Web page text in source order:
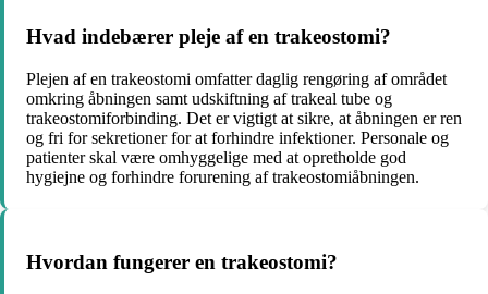
Hvad indebærer pleje af en trakeostomi?
Plejen af en trakeostomi omfatter daglig rengøring af området
omkring åbningen samt udskiftning af trakeal tube og
trakeostomiforbinding. Det er vigtigt at sikre, at åbningen er ren
og fri for sekretioner for at forhindre infektioner. Personale og
patienter skal være omhyggelige med at opretholde god
hygiejne og forhindre forurening af trakeostomiåbningen.
Hvordan fungerer en trakeostomi?